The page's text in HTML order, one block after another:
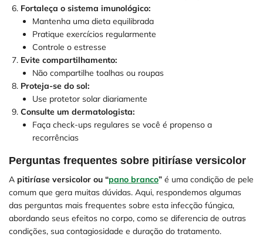
Fortaleça o sistema imunológico:
Mantenha uma dieta equilibrada
Pratique exercícios regularmente
Controle o estresse
Evite compartilhamento:
Não compartilhe toalhas ou roupas
Proteja-se do sol:
Use protetor solar diariamente
Consulte um dermatologista:
Faça check-ups regulares se você é propenso a
recorrências
Perguntas frequentes sobre pitiríase versicolor
A pitiríase versicolor ou “pano branco” é uma condição de pele
comum que gera muitas dúvidas. Aqui, respondemos algumas
das perguntas mais frequentes sobre esta infecção fúngica,
abordando seus efeitos no corpo, como se diferencia de outras
condições, sua contagiosidade e duração do tratamento.